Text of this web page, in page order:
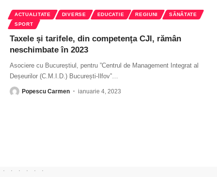
ACTUALITATE DIVERSE EDUCATIE REGIUNI
SĂNĂTATE
SPORT
Taxele și tarifele, din competenţa CJI, rămân
neschimbate în 2023
Asociere cu Bucureștiul, pentru ”Centrul de Management Integrat al
Deșeurilor (C.M.I.D.) București-Ilfov”
Popescu Carmen ianuarie 4, 2023